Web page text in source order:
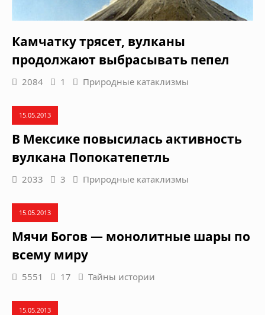
Камчатку трясет, вулканы
продолжают выбрасывать пепел
2084 1 Природные катаклизмы
15.05.2013
В Мексике повысилась активность
вулкана Попокатепетль
2033 3 Природные катаклизмы
15.05.2013
Мячи Богов — монолитные шары по
всему миру
5551 17 Тайны истории
15.05.2013